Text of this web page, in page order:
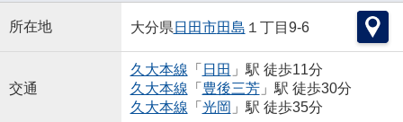
所在地 大分県 日田市田島 １丁目9-6
交通
久大本線 「 日田 」駅 徒歩11分
久大本線 「 豊後三芳」駅 徒歩30分
久大本線 「 光岡 」駅 徒歩35分